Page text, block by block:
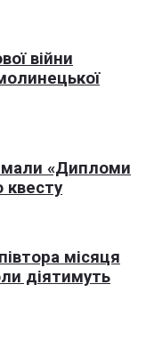
війни
«Дипломи
квесту
місяця
діятимуть